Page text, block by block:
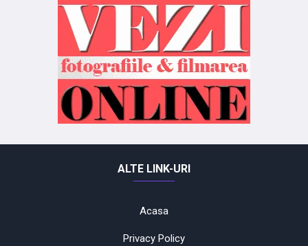
ALTE LINK-URI
Acasa
Privacy Policy